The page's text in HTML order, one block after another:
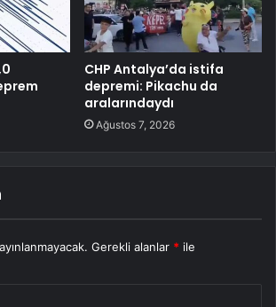
CHP Antalya’da istifa
depremi: Pikachu da
aralarındaydı
Ağustos 7, 2026
Gerekli alanlar * ile